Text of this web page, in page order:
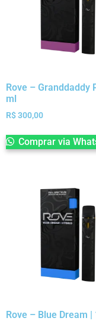
Rove – Granddaddy
ml
R$300,00
Comprar via
Rove – Blue Dream |